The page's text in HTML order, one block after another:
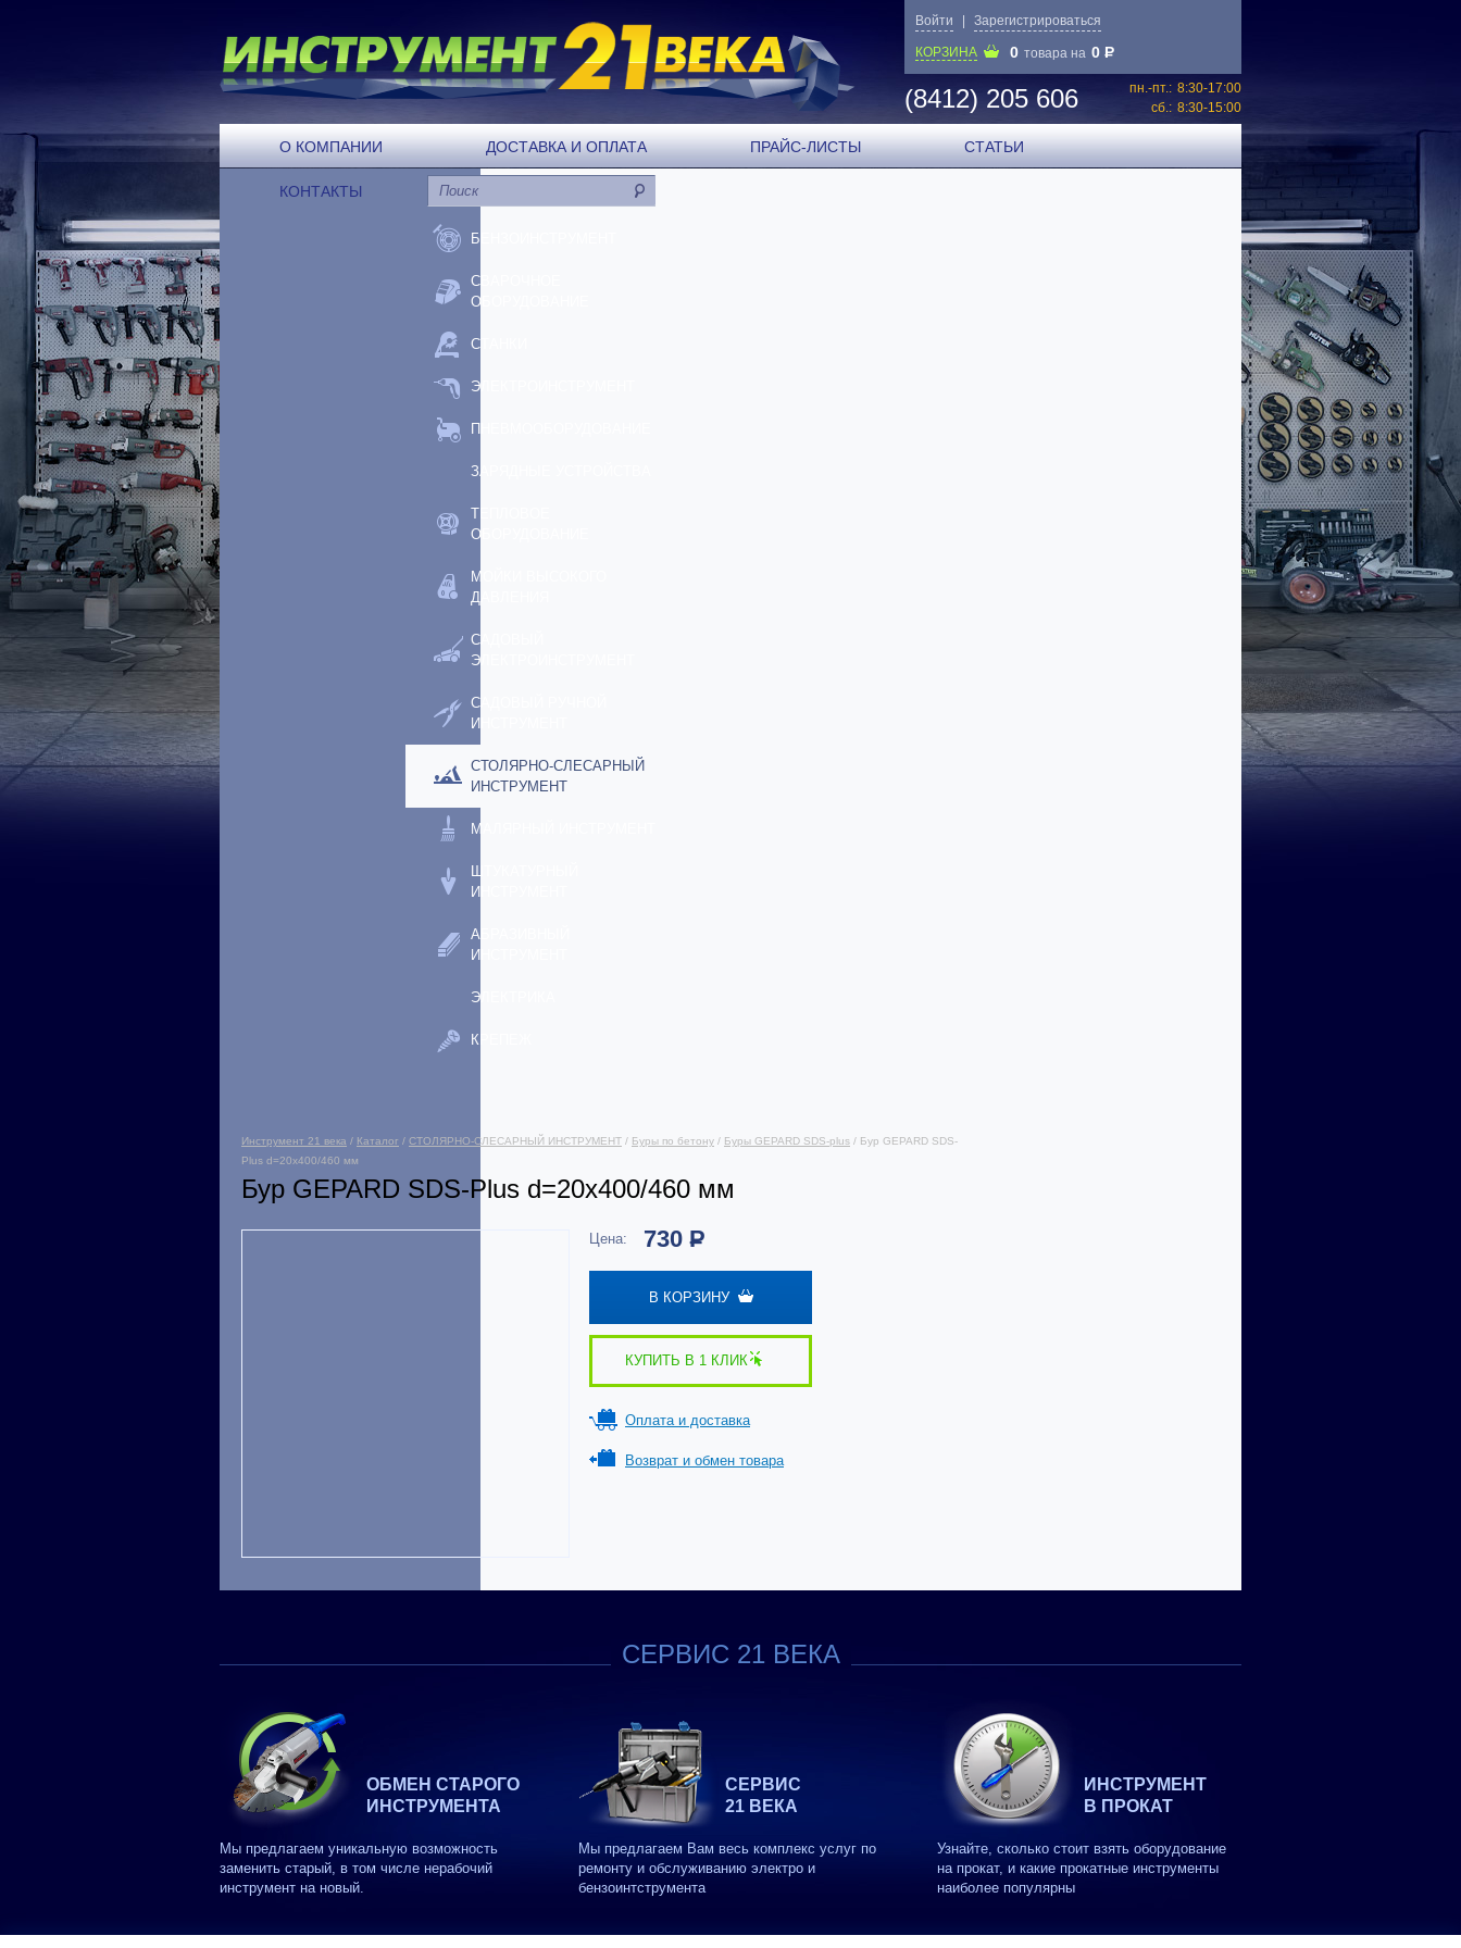
Войти Зарегистрироваться
КОРЗИНА 0 товара на 0 P
(8412) 205 606 пн.-пт.: 8:30-17:00
сб.: 8:30-15:00
О КОМПАНИИ ДОСТАВКА И ОПЛАТА ПРАЙС-ЛИСТЫ СТАТЬИ
КОНТАКТЫ
БЕНЗОИНСТРУМЕНТ
СВАРОЧНОЕ
ОБОРУДОВАНИЕ
СТАНКИ
ЭЛЕКТРОИНСТРУМЕНТ
ПНЕВМООБОРУДОВАНИЕ
ЗАРЯДНЫЕ УСТРОЙСТВА
ТЕПЛОВОЕ
ОБОРУДОВАНИЕ
МОЙКИ ВЫСОКОГО
ДАВЛЕНИЯ
САДОВЫЙ
ЭЛЕКТРОИНСТРУМЕНТ
САДОВЫЙ РУЧНОЙ
ИНСТРУМЕНТ
СТОЛЯРНО-СЛЕСАРНЫЙ
ИНСТРУМЕНТ
МАЛЯРНЫЙ ИНСТРУМЕНТ
ШТУКАТУРНЫЙ
ИНСТРУМЕНТ
АБРАЗИВНЫЙ
ИНСТРУМЕНТ
ЭЛЕКТРИКА
КРЕПЕЖ
Инструмент 21 века / Каталог / СТОЛЯРНО-СЛЕСАРНЫЙ ИНСТРУМЕНТ / Буры по бетону / Буры GEPARD SDS-plus / Бур GEPARD SDS-
Plus d=20х400/460 мм
Бур GEPARD SDS-Plus d=20х400/460 мм
Цена: 730 Р
В КОРЗИНУ
КУПИТЬ В 1 КЛИК
Оплата и доставка
Возврат и обмен товара
СЕРВИС 21 ВЕКА
ОБМЕН СТАРОГО
ИНСТРУМЕНТА
Мы предлагаем уникальную возможность
заменить старый, в том числе нерабочий
инструмент на новый.
СЕРВИС
21 ВЕКА
Мы предлагаем Вам весь комплекс услуг по
ремонту и обслуживанию электро и
бензоинтструмента
ИНСТРУМЕНТ
В ПРОКАТ
Узнайте, сколько стоит взять оборудование
на прокат, и какие прокатные инструменты
наиболее популярны